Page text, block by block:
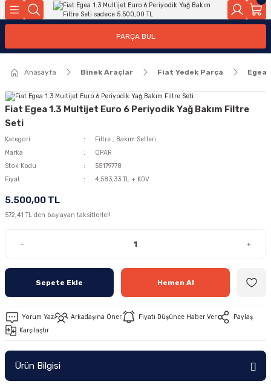
Geri Dön
Geri Dön
PARÇA BUL
Anasayfa Binek Araçlar Fiat Yedek Parça Egea
Fiat Egea 1.3 Multijet Euro 6 Periyodik Yağ Bakım Filtre
Seti
Kategori Filtre , Bakım Setleri
Marka
OPAR
Stok Kodu
55179778
Fiyat
4.583,33 TL + KDV
5.500,00 TL
572,41 TL den başlayan taksitlerle!!
- +
Sepete Ekle Hemen Al
Yorum Yaz Arkadaşına Öner Fiyatı Düşünce Haber Ver
Paylaş
Karşılaştır
Ürün Bilgisi